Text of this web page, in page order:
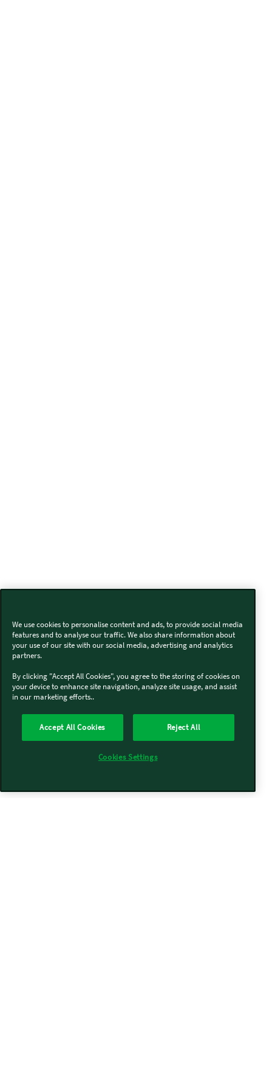
We use cookies to personalise content and ads, to provide social media
features and to analyse our traffic. We also share information about
your use of our site with our social media, advertising and analytics
partners.
By clicking "Accept All Cookies", you agree to the storing of cookies on
your device to enhance site navigation, analyze site usage, and assist
in our marketing efforts..
Accept All Cookies Reject All
Cookies Settings